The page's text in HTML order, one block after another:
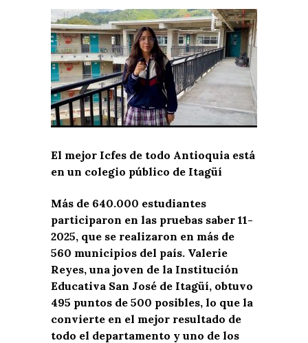
El mejor Icfes de todo Antioquia está
en un colegio público de Itagüí
Más de 640.000 estudiantes
participaron en las pruebas saber 11-
2025, que se realizaron en más de
560 municipios del país. Valerie
Reyes, una joven de la Institución
Educativa San José de Itagüí, obtuvo
495 puntos de 500 posibles, lo que la
convierte en el mejor resultado de
todo el departamento y uno de los